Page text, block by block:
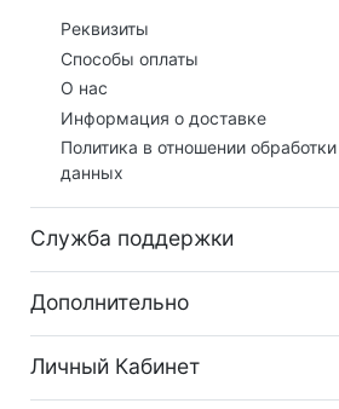
Реквизиты
Способы оплаты
О нас
Информация о доставке
Политика в отношении
данных
Служба поддержки
Дополнительно
Личный Кабинет